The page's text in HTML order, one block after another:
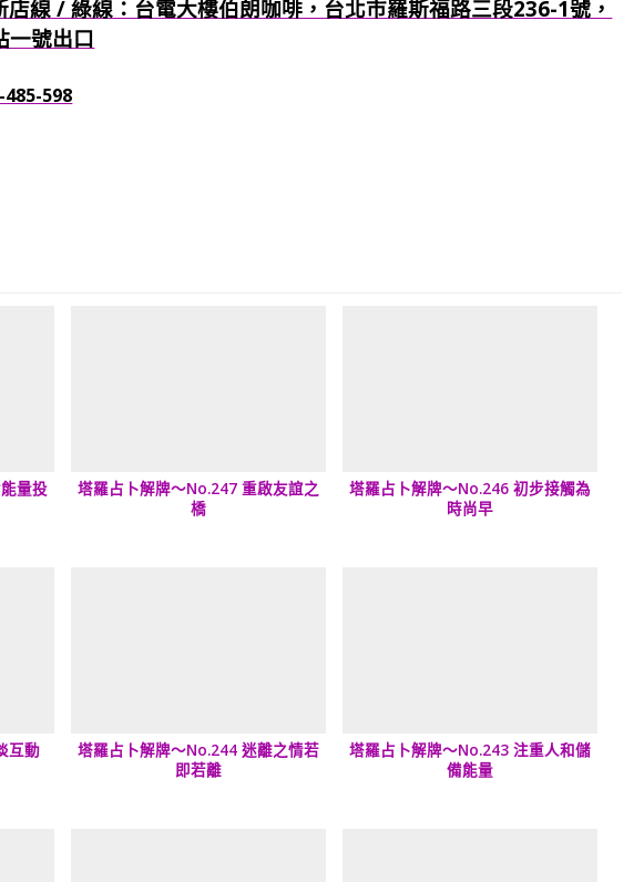
線 / 綠線：台電大樓伯朗咖啡，台北市羅斯福路三段236-1號，
一號出口
485-598
量投
塔羅占卜解牌～No.247 重啟友誼之
橋
塔羅占卜解牌～No.246 初步接觸為
時尚早
互動
塔羅占卜解牌～No.244 迷離之情若
即若離
塔羅占卜解牌～No.243 注重人和儲
備能量